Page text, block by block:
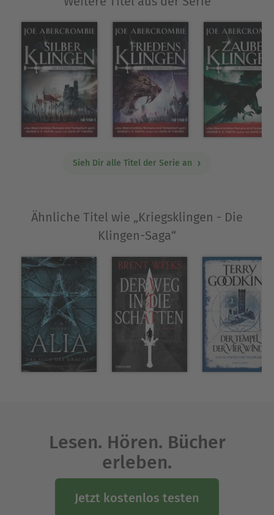
Sieh Dir alle Titel der Serie an
Ähnliche Titel wie „Kriegsklingen - Die
Klingen-Saga“
Lesen. Hören. Bücher
erleben.
Jetzt kostenlos testen